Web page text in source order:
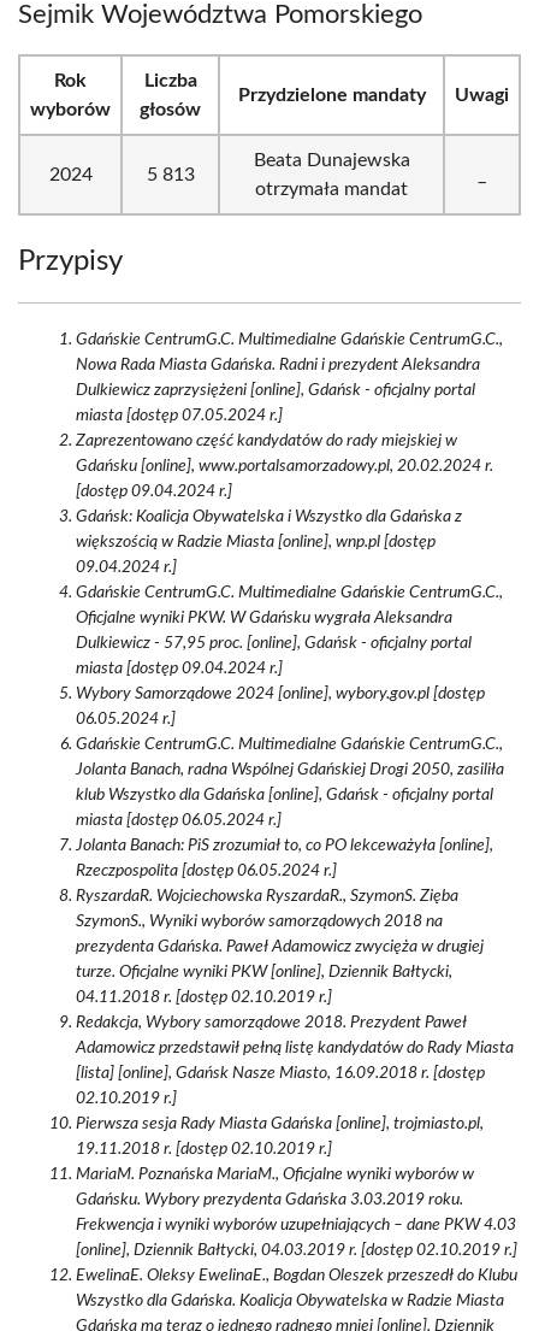
Sejmik Województwa Pomorskiego
Rok
wyborów
Liczba
głosów
Przydzielone mandaty Uwagi
2024 5 813
Beata Dunajewska
otrzymała mandat
Przypisy
Gdańskie CentrumG.C. Multimedialne Gdańskie CentrumG.C.,
Nowa Rada Miasta Gdańska. Radni i prezydent Aleksandra
Dulkiewicz zaprzysiężeni [online], Gdańsk - oficjalny portal
miasta [dostęp 07.05.2024 r.]
Zaprezentowano część kandydatów do rady miejskiej w
Gdańsku [online], www.portalsamorzadowy.pl, 20.02.2024 r.
[dostęp 09.04.2024 r.]
Gdańsk: Koalicja Obywatelska i Wszystko dla Gdańska z
większością w Radzie Miasta [online], wnp.pl [dostęp
09.04.2024 r.]
Gdańskie CentrumG.C. Multimedialne Gdańskie CentrumG.C.,
Oficjalne wyniki PKW. W Gdańsku wygrała Aleksandra
Dulkiewicz - 57,95 proc. [online], Gdańsk - oficjalny portal
miasta [dostęp 09.04.2024 r.]
Wybory Samorządowe 2024 [online], wybory.gov.pl [dostęp
06.05.2024 r.]
Gdańskie CentrumG.C. Multimedialne Gdańskie CentrumG.C.,
Jolanta Banach, radna Wspólnej Gdańskiej Drogi 2050, zasiliła
klub Wszystko dla Gdańska [online], Gdańsk - oficjalny portal
miasta [dostęp 06.05.2024 r.]
Jolanta Banach: PiS zrozumiał to, co PO lekceważyła [online],
Rzeczpospolita [dostęp 06.05.2024 r.]
RyszardaR. Wojciechowska RyszardaR., SzymonS. Zięba
SzymonS., Wyniki wyborów samorządowych 2018 na
prezydenta Gdańska. Paweł Adamowicz zwycięża w drugiej
turze. Oficjalne wyniki PKW [online], Dziennik Bałtycki,
04.11.2018 r. [dostęp 02.10.2019 r.]
Redakcja, Wybory samorządowe 2018. Prezydent Paweł
Adamowicz przedstawił pełną listę kandydatów do Rady Miasta
[lista] [online], Gdańsk Nasze Miasto, 16.09.2018 r. [dostęp
02.10.2019 r.]
Pierwsza sesja Rady Miasta Gdańska [online], trojmiasto.pl,
19.11.2018 r. [dostęp 02.10.2019 r.]
MariaM. Poznańska MariaM., Oficjalne wyniki wyborów w
Gdańsku. Wybory prezydenta Gdańska 3.03.2019 roku.
Frekwencja i wyniki wyborów uzupełniających – dane PKW 4.03
[online], Dziennik Bałtycki, 04.03.2019 r. [dostęp 02.10.2019 r.]
EwelinaE. Oleksy EwelinaE., Bogdan Oleszek przeszedł do Klubu
Wszystko dla Gdańska. Koalicja Obywatelska w Radzie Miasta
Gdańska ma teraz o jednego radnego mniej [online], Dziennik